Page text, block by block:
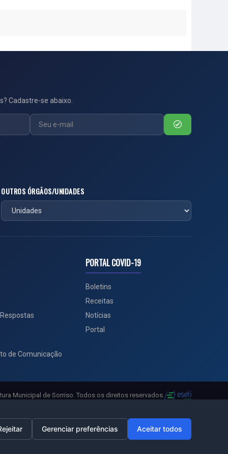
Cadastre-se abaixo.
OUTROS ÓRGÃOS/UNIDADES
de Comunicação
PORTAL COVID-19
Boletins
Receitas
Notícias
Portal
Municipal de Sorriso. Todos os direitos reservados.
Gerenciar preferências Aceitar todos